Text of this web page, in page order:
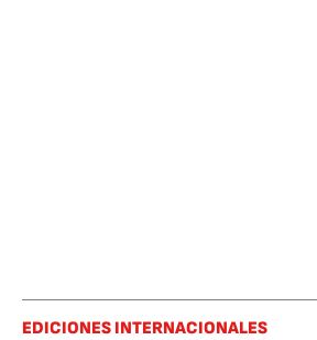
EDICIONES INTERNACIONALES